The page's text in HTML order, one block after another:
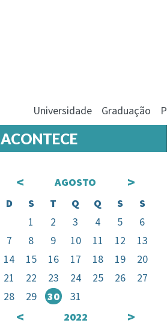
Universidade Graduação
ACONTECE
< AGOSTO >
D S T Q Q S
S
1
2 3 4 5
6
7
8 9 10 11 12
13
14
15 16 17 18 19
20
21
22 23 24 25 26
27
28
29 30 31
< 2022 >